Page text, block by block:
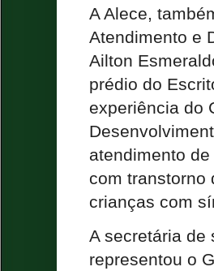
A Alece,
Atendimento e
Ailton
prédio do
experiência do
atendimento
com transtorno
crianças com
A secretária de
representou o